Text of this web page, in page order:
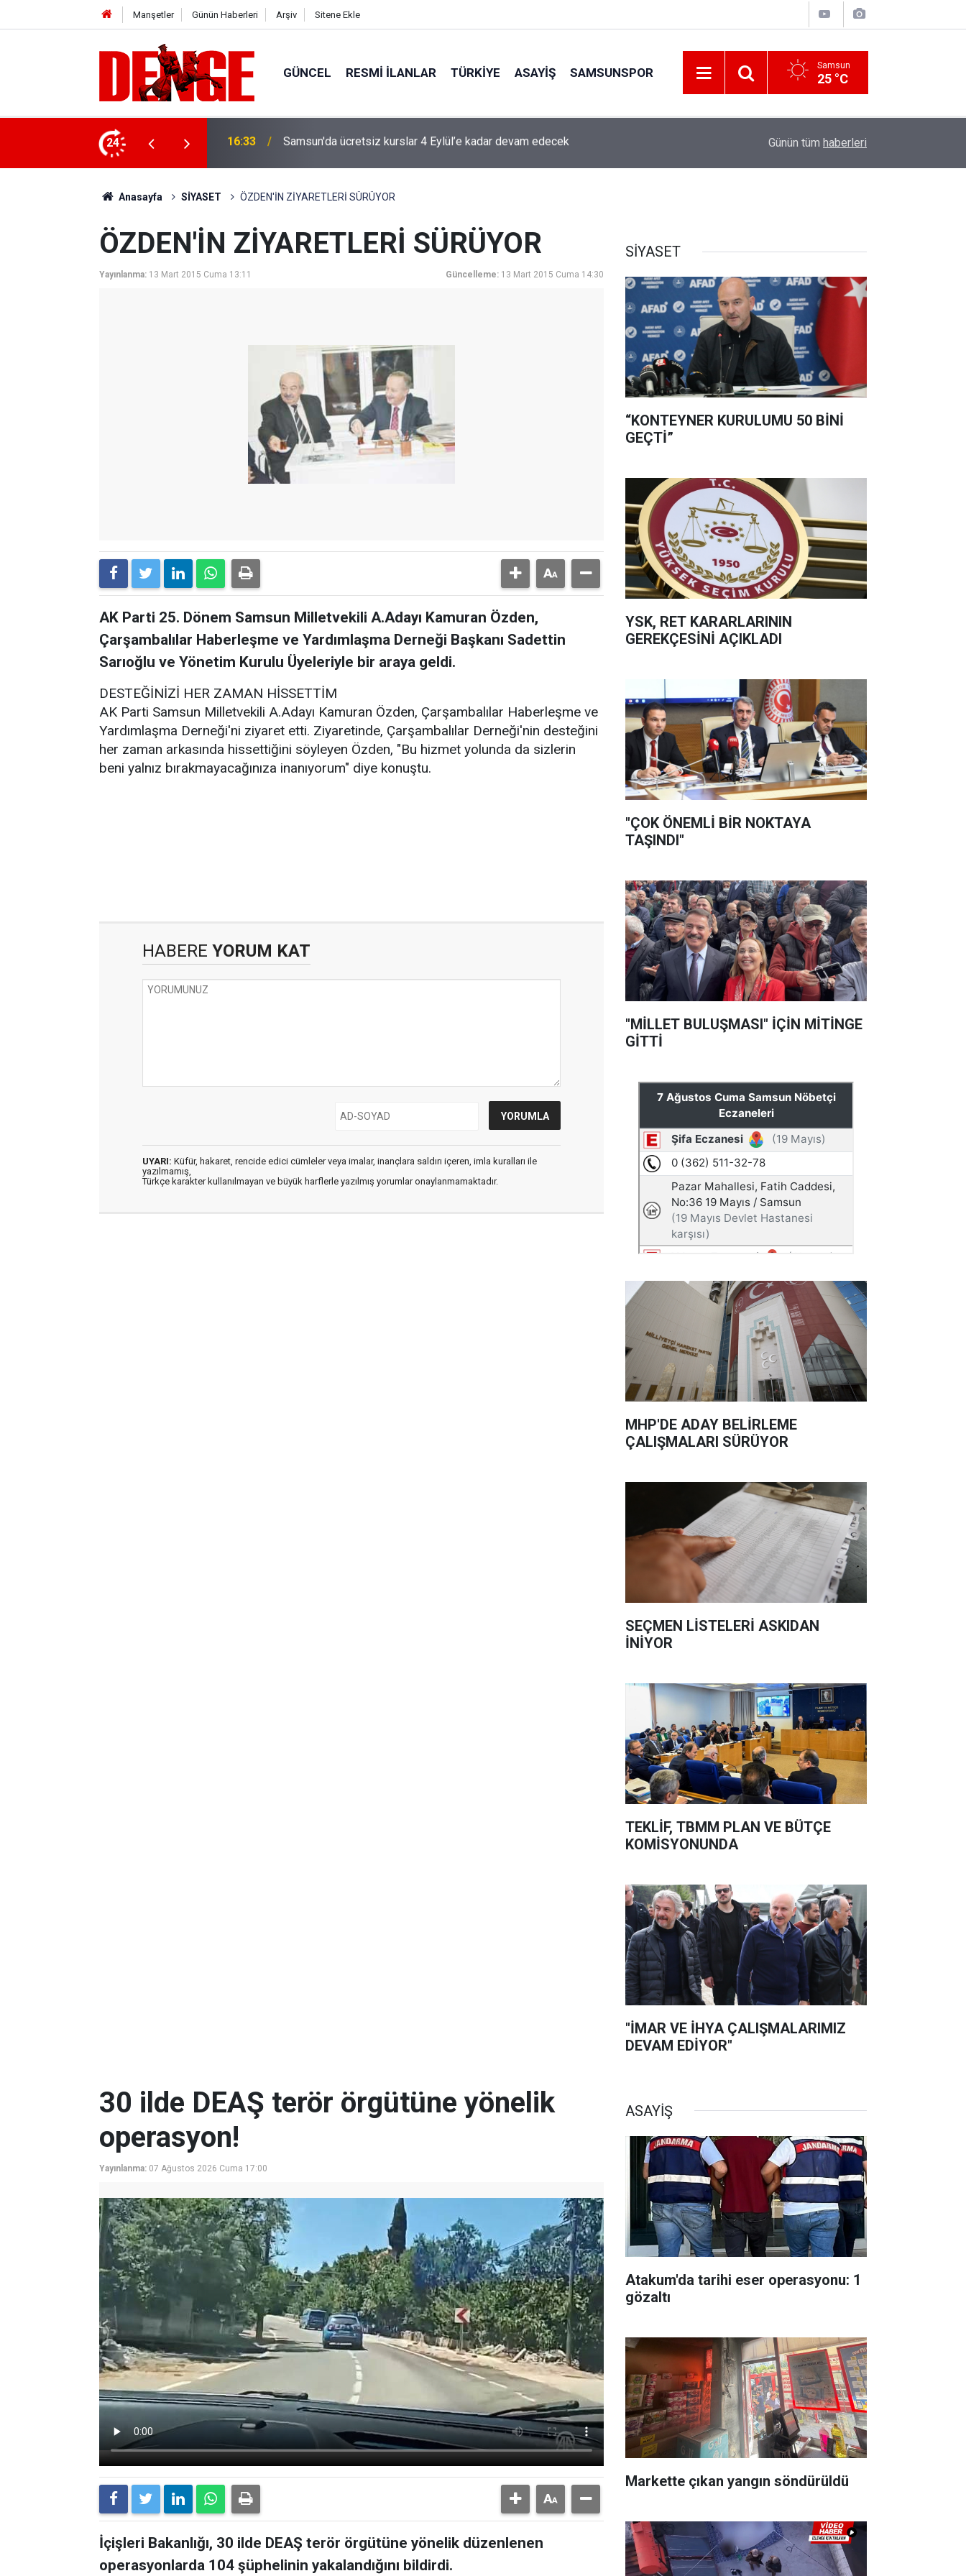
Manşetler Günün Haberleri Arşiv Sitene Ekle
GÜNCEL RESMI İLANLAR TÜRKİYE ASAYİŞ SAMSUNSPOR Samsun
25 °C
24
kadar devam edecek 15:23 Süper Lig'de 2. ve 3. hafta programları açıklandı Atakum'da tarihi eser operasyonu: 1 gözaltı
Günün tüm haberleri
Anasayfa SİYASET ÖZDEN'İN ZİYARETLERİ SÜRÜYOR
ÖZDEN'İN ZİYARETLERİ SÜRÜYOR
Yayınlanma: 13 Mart 2015 Cuma 13:11 Güncelleme: 13 Mart 2015 Cuma 14:30
AK Parti 25. Dönem Samsun Milletvekili A.Adayı Kamuran Özden,
Çarşambalılar Haberleşme ve Yardımlaşma Derneği Başkanı Sadettin
Sarıoğlu ve Yönetim Kurulu Üyeleriyle bir araya geldi.
DESTEĞİNİZİ HER ZAMAN HİSSETTİM
AK Parti Samsun Milletvekili A.Adayı Kamuran Özden, Çarşambalılar Haberleşme ve
Yardımlaşma Derneği'ni ziyaret etti. Ziyaretinde, Çarşambalılar Derneği'nin desteğini
her zaman arkasında hissettiğini söyleyen Özden, "Bu hizmet yolunda da sizlerin
beni yalnız bırakmayacağınıza inanıyorum" diye konuştu.
HABERE YORUM KAT
UYARI: Küfür, hakaret, rencide edici cümleler veya imalar, inançlara saldırı içeren, imla kuralları ile
yazılmamış,
Türkçe karakter kullanılmayan ve büyük harflerle yazılmış yorumlar onaylanmamaktadır.
SİYASET
“KONTEYNER KURULUMU 50 BİNİ
GEÇTİ”
YSK, RET KARARLARININ
GEREKÇESİNİ AÇIKLADI
"ÇOK ÖNEMLİ BİR NOKTAYA
TAŞINDI"
"MİLLET BULUŞMASI" İÇİN MİTİNGE
GİTTİ
MHP'DE ADAY BELİRLEME
ÇALIŞMALARI SÜRÜYOR
SEÇMEN LİSTELERİ ASKIDAN
İNİYOR
TEKLİF, TBMM PLAN VE BÜTÇE
KOMİSYONUNDA
"İMAR VE İHYA ÇALIŞMALARIMIZ
DEVAM EDİYOR"
30 ilde DEAŞ terör örgütüne yönelik
operasyon!
Yayınlanma: 07 Ağustos 2026 Cuma 17:00
İçişleri Bakanlığı, 30 ilde DEAŞ terör örgütüne yönelik düzenlenen
operasyonlarda 104 şüphelinin yakalandığını bildirdi.
ASAYİŞ
Atakum'da tarihi eser operasyonu: 1
gözaltı
Markette çıkan yangın söndürüldü